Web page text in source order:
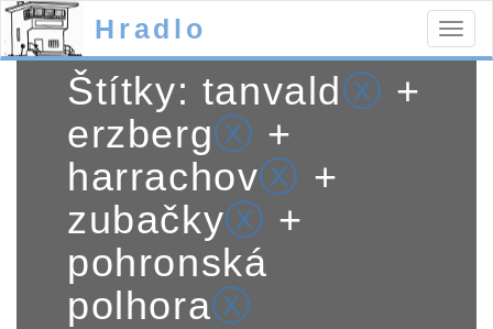
Hradlo
Štítky: tanvaldⓧ +
erzbergⓧ +
harrachovⓧ +
zubačkyⓧ +
pohronská
polhoraⓧ